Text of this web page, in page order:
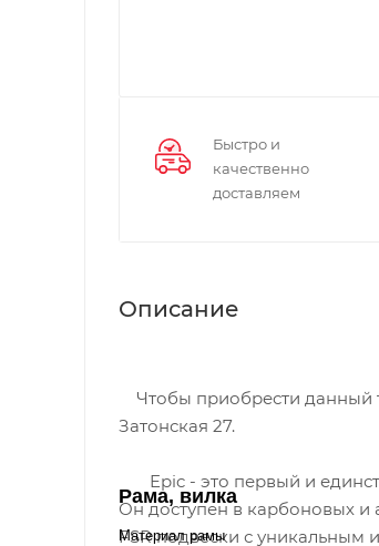
Быстро и
качественно
доставляем
Описание
Чтобы приобрести данный
Затонская 27.
Epic - это первый и
Он доступен в карбоновых и
FSR подвески с уникальным
Рама, вилка
Материал рамы